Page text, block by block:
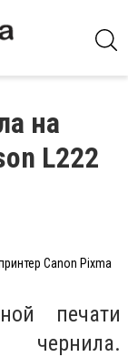
на
L222
Canon Pixma
печати